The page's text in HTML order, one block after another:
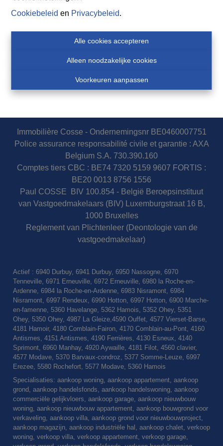
Cookiebeleid en Privacybeleid.
Alle cookies accepteren
Alleen noodzakelijke cookies
Voorkeuren aanpassen
Immobilière Cosse - Ondernemingsnr BE0460007751
Police assurance responsabilité civile et garantie : AXA
Belgium S.A. 730.390.160
Comptes tiers CBC : BE74 7320 5159 9607 FORTIS :
BE20 0013 8756 1556
Paul COSSE BIV 100.854 - België Beroepsinstituut
van Vastgoedmakelaars (BIV) Luxemburgstraat 16 B,
1000 Bruxelles
Reglement van Plichtenleer (Deontologie van de
vastgoedmakelaar)
Actief : 6940 Durbuy, 6941 Durbuy, 6950 Nassogne, 6970
Tenneville, 6971 Erneuville, 6972 Erneuville, 6980 la Roche-en-
Ardenne, 6984 la Roche-en-Ardenne, 6983 Nisramont, 6984
Nisramont, 6997 Rendeux, 6990 Hotton, 6997 Hotton, 6900 Marche-
en-famenne, 5360 Havelange, 5362 Hamois, 5352 Ohey, 5351
Ohey, 5350 Ohey, 4987 La Gleize,4590 Ouffet, 4577 Vierset-Barse,
4181 Hamoir, 4180 Comblain-Fairon, 4170 Comblain-au-Pont, 4160
Antismes, 4151 Antismes, 4190 Ferrières, 4130 Esneux, 4140
Sprimont, 6960 Manhay, 4920 Aywaille, 4181 Filot, 4560 clavier,
4577 Modave, 5370 Barvaux-condroz, 5377 Somme-Leuze, 6997
Erezee, 5580 Rochefort, 5577 Modave, 5360 Hamois
Specialisaties: aankoop woning, aankoop appartement, aankoop
grond, aankoop handelsfonds, aankoop handelswoning, aankoop
commerciële gelijkvloers, aankoop garage, aankoop nieuwbouw
woning, aankoop nieuwbouw appartement, aankoop bouwgrond voor
verkaveling, aankoop villa, aankoop grond voor nieuwbouwproject,
aankoop magazijn, aankoop industriële hal, aankoop chalet, verkoop
woning, verkoop villa, verkoop appartement, verkoop garage,